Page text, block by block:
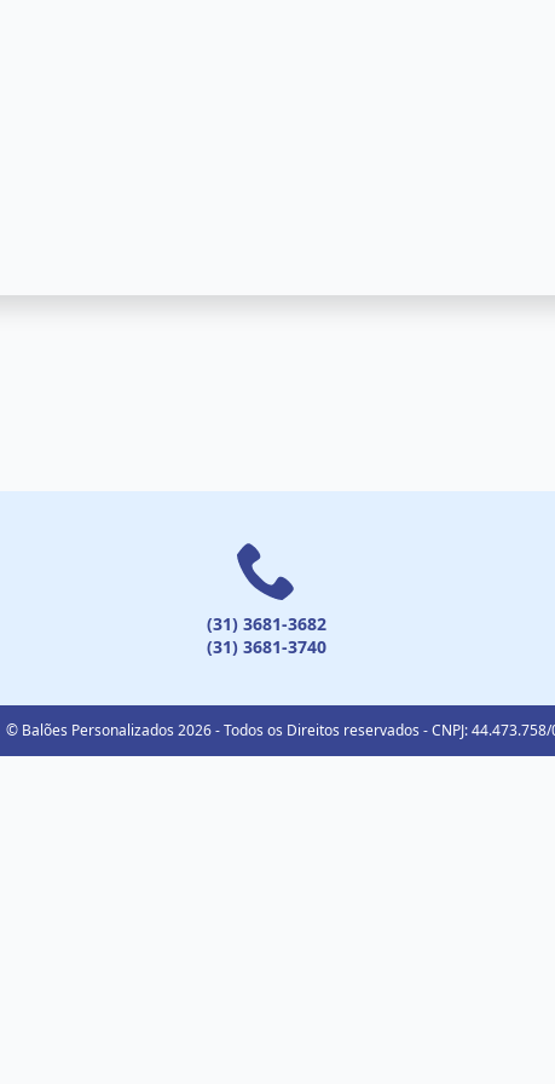
(31) 3681-3682
(31) 3681-3740
© Balões Personalizados 2026 - Todos os Direitos reservados - CNPJ: